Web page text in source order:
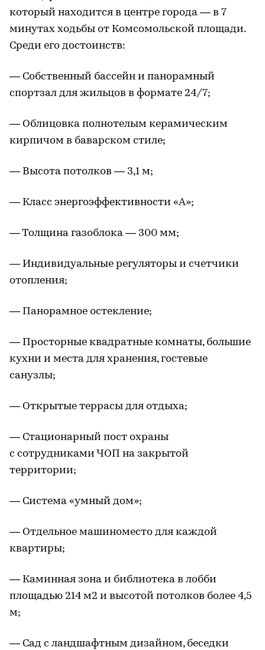
который находится в центре города — в 7
минутах ходьбы от Комсомольской площади.
Среди его достоинств:
— Собственный бассейн и панорамный
спортзал для жильцов в формате 24/7;
— Облицовка полнотелым керамическим
кирпичом в баварском стиле;
— Высота потолков — 3,1 м;
— Класс энергоэффективности «А»;
— Толщина газоблока — 300 мм;
— Индивидуальные регуляторы и счетчики
отопления;
— Панорамное остекление;
— Просторные квадратные комнаты, большие
кухни и места для хранения, гостевые
санузлы;
— Открытые террасы для отдыха;
— Стационарный пост охраны
с сотрудниками ЧОП на закрытой
территории;
— Система «умный дом»;
— Отдельное машиноместо для каждой
квартиры;
— Каминная зона и библиотека в лобби
площадью 214 м2 и высотой потолков более 4,5
м;
— Сад с ландшафтным дизайном, беседки